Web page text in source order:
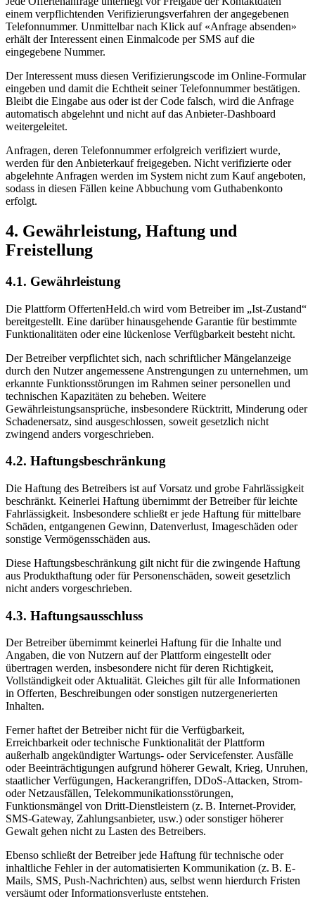
einem verpflichtenden Verifizierungsverfahren der angegebenen
Telefonnummer. Unmittelbar nach Klick auf «Anfrage absenden»
erhält der Interessent einen Einmalcode per SMS auf die
eingegebene Nummer.
Der Interessent muss diesen Verifizierungscode im Online-Formular
eingeben und damit die Echtheit seiner Telefonnummer bestätigen.
Bleibt die Eingabe aus oder ist der Code falsch, wird die Anfrage
automatisch abgelehnt und nicht auf das Anbieter-Dashboard
weitergeleitet.
Anfragen, deren Telefonnummer erfolgreich verifiziert wurde,
werden für den Anbieterkauf freigegeben. Nicht verifizierte oder
abgelehnte Anfragen werden im System nicht zum Kauf angeboten,
sodass in diesen Fällen keine Abbuchung vom Guthabenkonto
erfolgt.
4. Gewährleistung, Haftung und
Freistellung
4.1. Gewährleistung
Die Plattform OffertenHeld.ch wird vom Betreiber im „Ist-Zustand“
bereitgestellt. Eine darüber hinausgehende Garantie für bestimmte
Funktionalitäten oder eine lückenlose Verfügbarkeit besteht nicht.
Der Betreiber verpflichtet sich, nach schriftlicher Mängelanzeige
durch den Nutzer angemessene Anstrengungen zu unternehmen, um
erkannte Funktionsstörungen im Rahmen seiner personellen und
technischen Kapazitäten zu beheben. Weitere
Gewährleistungsansprüche, insbesondere Rücktritt, Minderung oder
Schadenersatz, sind ausgeschlossen, soweit gesetzlich nicht
zwingend anders vorgeschrieben.
4.2. Haftungsbeschränkung
Die Haftung des Betreibers ist auf Vorsatz und grobe Fahrlässigkeit
beschränkt. Keinerlei Haftung übernimmt der Betreiber für leichte
Fahrlässigkeit. Insbesondere schließt er jede Haftung für mittelbare
Schäden, entgangenen Gewinn, Datenverlust, Imageschäden oder
sonstige Vermögensschäden aus.
Diese Haftungsbeschränkung gilt nicht für die zwingende Haftung
aus Produkthaftung oder für Personenschäden, soweit gesetzlich
nicht anders vorgeschrieben.
4.3. Haftungsausschluss
Der Betreiber übernimmt keinerlei Haftung für die Inhalte und
Angaben, die von Nutzern auf der Plattform eingestellt oder
übertragen werden, insbesondere nicht für deren Richtigkeit,
Vollständigkeit oder Aktualität. Gleiches gilt für alle Informationen
in Offerten, Beschreibungen oder sonstigen nutzergenerierten
Inhalten.
Ferner haftet der Betreiber nicht für die Verfügbarkeit,
Erreichbarkeit oder technische Funktionalität der Plattform
außerhalb angekündigter Wartungs- oder Servicefenster. Ausfälle
oder Beeinträchtigungen aufgrund höherer Gewalt, Krieg, Unruhen,
staatlicher Verfügungen, Hackerangriffen, DDoS-Attacken, Strom-
oder Netzausfällen, Telekommunikationsstörungen,
Funktionsmängel von Dritt-Dienstleistern (z. B. Internet-Provider,
SMS-Gateway, Zahlungsanbieter, usw.) oder sonstiger höherer
Gewalt gehen nicht zu Lasten des Betreibers.
Ebenso schließt der Betreiber jede Haftung für technische oder
inhaltliche Fehler in der automatisierten Kommunikation (z. B. E-
Mails, SMS, Push-Nachrichten) aus, selbst wenn hierdurch Fristen
versäumt oder Informationsverluste entstehen.